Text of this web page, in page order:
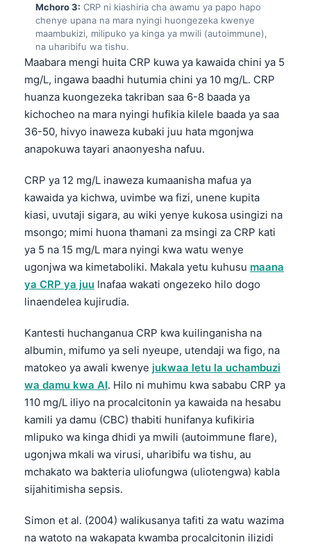
Mchoro 3: CRP ni kiashiria cha awamu ya papo hapo
chenye upana na mara nyingi huongezeka kwenye
maambukizi, milipuko ya kinga ya mwili (autoimmune),
na uharibifu wa tishu.
Maabara mengi huita CRP kuwa ya kawaida chini ya 5
mg/L, ingawa baadhi hutumia chini ya 10 mg/L. CRP
huanza kuongezeka takriban saa 6-8 baada ya
kichocheo na mara nyingi hufikia kilele baada ya saa
36-50, hivyo inaweza kubaki juu hata mgonjwa
anapokuwa tayari anaonyesha nafuu.
CRP ya 12 mg/L inaweza kumaanisha mafua ya
kawaida ya kichwa, uvimbe wa fizi, unene kupita
kiasi, uvutaji sigara, au wiki yenye kukosa usingizi na
msongo; mimi huona thamani za msingi za CRP kati
ya 5 na 15 mg/L mara nyingi kwa watu wenye
ugonjwa wa kimetaboliki. Makala yetu kuhusu maana
ya CRP ya juu Inafaa wakati ongezeko hilo dogo
linaendelea kujirudia.
Kantesti huchanganua CRP kwa kuilinganisha na
albumin, mifumo ya seli nyeupe, utendaji wa figo, na
matokeo ya awali kwenye jukwaa letu la uchambuzi
wa damu kwa AI. Hilo ni muhimu kwa sababu CRP ya
110 mg/L iliyo na procalcitonin ya kawaida na hesabu
kamili ya damu (CBC) thabiti hunifanya kufikiria
mlipuko wa kinga dhidi ya mwili (autoimmune flare),
ugonjwa mkali wa virusi, uharibifu wa tishu, au
mchakato wa bakteria uliofungwa (uliotengwa) kabla
sijahitimisha sepsis.
Simon et al. (2004) walikusanya tafiti za watu wazima
na watoto na wakapata kwamba procalcitonin ilizidi